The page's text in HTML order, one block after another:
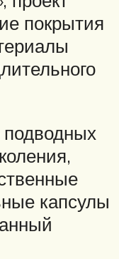
покрытия
капсулы